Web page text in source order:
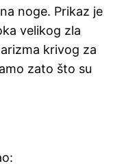
noge. Prikaz je
velikog zla
krivog za
zato što su